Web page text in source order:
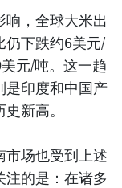
，全球大米出
仍下跌约6美元/
元/吨。这一趋
是印度和中国产
新高。
市场也受到上述
的是：在诸多